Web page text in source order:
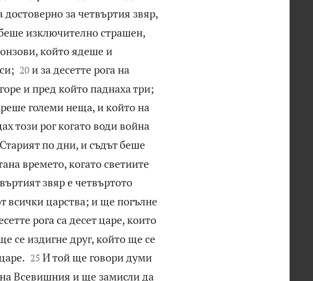
достоверно за четвъртия звяр,
изключително страшен,
който ядеше и

20 и за десетте рога на
и пред който паднаха три;
големи неща, и който на
този рог когато води война
по дни, и съдът беше
времето, когато светиите
звяр е четвъртото
всички царства; и ще погълне
рога са десет царе, които
се издигне друг, който ще се

25 И той ще говори думи
Всевишния и ще замисли да